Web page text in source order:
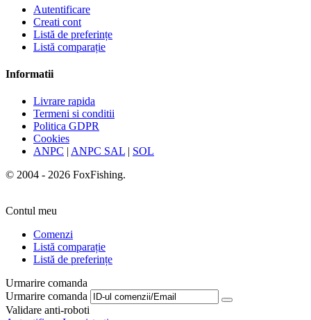
Autentificare
Creati cont
Listă de preferințe
Listă comparație
Informatii
Livrare rapida
Termeni si conditii
Politica GDPR
Cookies
ANPC | ANPC SAL | SOL
© 2004 - 2026 FoxFishing.
Contul meu
Comenzi
Listă comparație
Listă de preferințe
Urmarire comanda
Urmarire comanda
Validare anti-roboti